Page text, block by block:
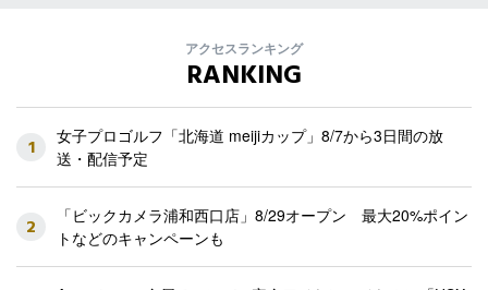
アクセスランキング
RANKING
1
女子プロゴルフ「北海道 meijiカップ」8/7から3日間の放
送・配信予定
2
「ビックカメラ浦和西口店」8/29オープン 最大20%ポイン
トなどのキャンペーンも